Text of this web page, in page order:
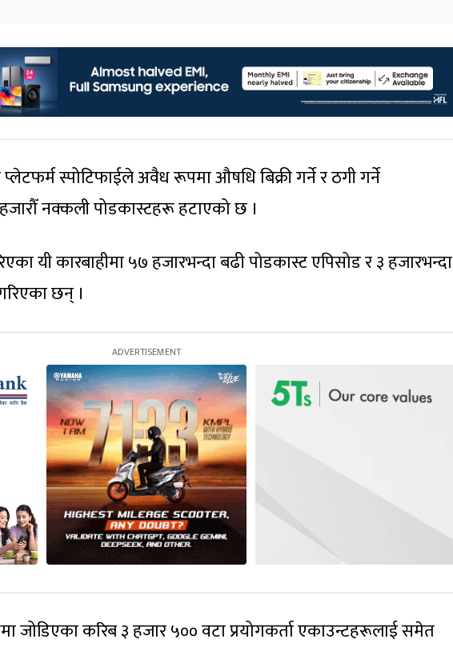
प्लेटफर्म स्पोटिफाईले अवैध रूपमा औषधि बिक्री गर्ने र ठगी गर्ने
नक्कली पोडकास्टहरू हटाएको छ ।
यी कारबाहीमा ५७ हजारभन्दा बढी पोडकास्ट एपिसोड र ३ हजारभन्दा
छन् ।
जोडिएका करिब ३ हजार ५०० वटा प्रयोगकर्ता एकाउन्टहरूलाई समेत